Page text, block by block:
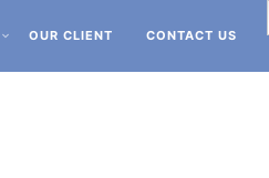
OUR CLIENT CONTACT US